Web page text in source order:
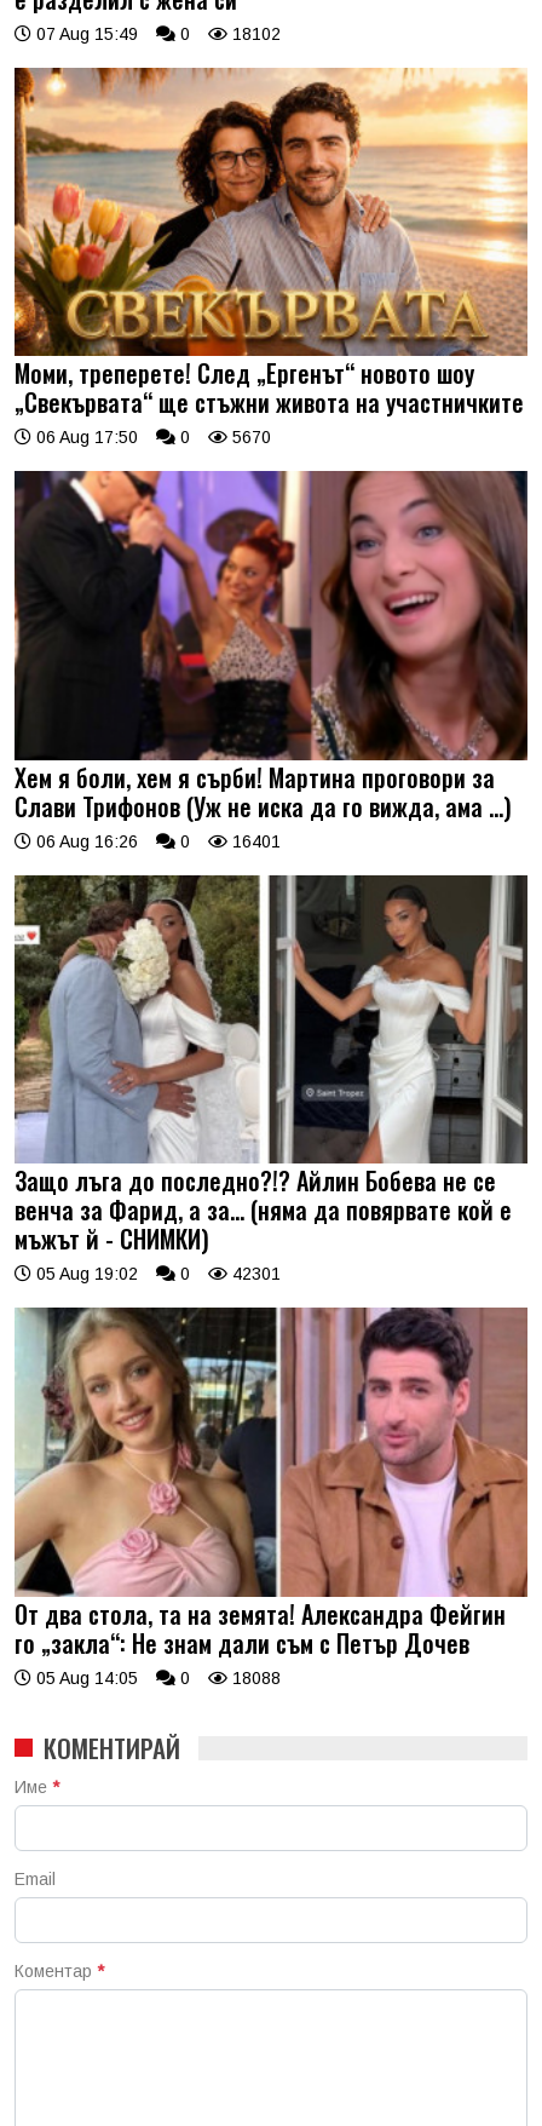
07 Aug 15:49 0 18102
Моми, треперете! След „Ергенът“ новото шоу
„Свекървата“ ще стъжни живота на участничките
06 Aug 17:50 0 5670
Хем я боли, хем я сърби! Мартина проговори за
Слави Трифонов (Уж не иска да го вижда, ама …)
06 Aug 16:26 0 16401
Защо лъга до последно?!? Айлин Бобева не се
венча за Фарид, а за... (няма да повярвате кой е
мъжът й - СНИМКИ)
05 Aug 19:02 0 42301
От два стола, та на земята! Александра Фейгин
го „закла“: Не знам дали съм с Петър Дочев
05 Aug 14:05 0 18088
КОМЕНТИРАЙ
Име *
Email
Коментар *